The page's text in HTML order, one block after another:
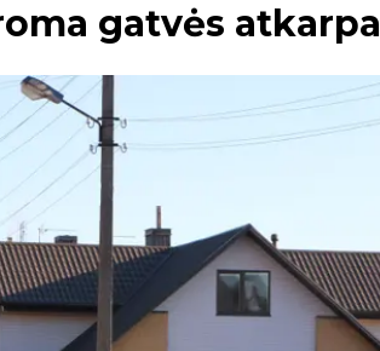
gatvės atkarpa